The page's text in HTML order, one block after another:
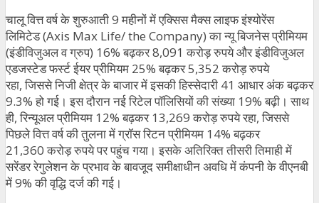
चालू वित्त वर्ष के शुरुआती 9 महीनों में एक्सिस मैक्स लाइफ इंश्योरेंस
लिमिटेड (Axis Max Life/ the Company) का न्यू बिजनेस प्रीमियम
(इंडीविजुअल व ग्रुप) 16% बढ़कर 8,091 करोड़ रुपये और इंडीविजुअल
एडजस्टेड फर्स्ट ईयर प्रीमियम 25% बढ़कर 5,352 करोड़ रुपये
रहा, जिससे निजी क्षेत्र के बाजार में इसकी हिस्सेदारी 41 आधार अंक बढ़कर
9.3% हो गई। इस दौरान नई रिटेल पॉलिसियों की संख्या 19% बढ़ी। साथ
ही, रिन्यूअल प्रीमियम 12% बढ़कर 13,269 करोड़ रुपये रहा, जिससे
पिछले वित्त वर्ष की तुलना में ग्रॉस रिटन प्रीमियम 14% बढ़कर
21,360 करोड़ रुपये पर पहुंच गया। इसके अतिरिक्त तीसरी तिमाही में
सरेंडर रेगुलेशन के प्रभाव के बावजूद समीक्षाधीन अवधि में कंपनी के वीएनबी
में 9% की वृद्धि दर्ज की गई।